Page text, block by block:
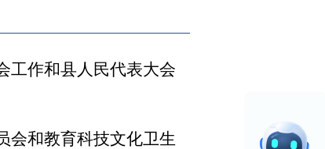
工作和县人民代表大会
会和教育科技文化卫生